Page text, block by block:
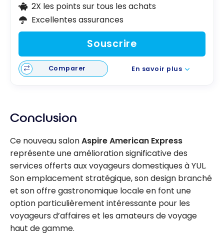
2X les points sur tous les achats
Excellentes assurances
Souscrire
Comparer En savoir plus
Conclusion
Ce nouveau salonAspire American Express
représente une amélioration significative des
services offerts aux voyageurs domestiques à YUL.
Son emplacement stratégique, son design branché
et son offre gastronomique locale en font une
option particulièrement intéressante pour les
voyageurs d’affaires et les amateurs de voyage
haut de gamme.